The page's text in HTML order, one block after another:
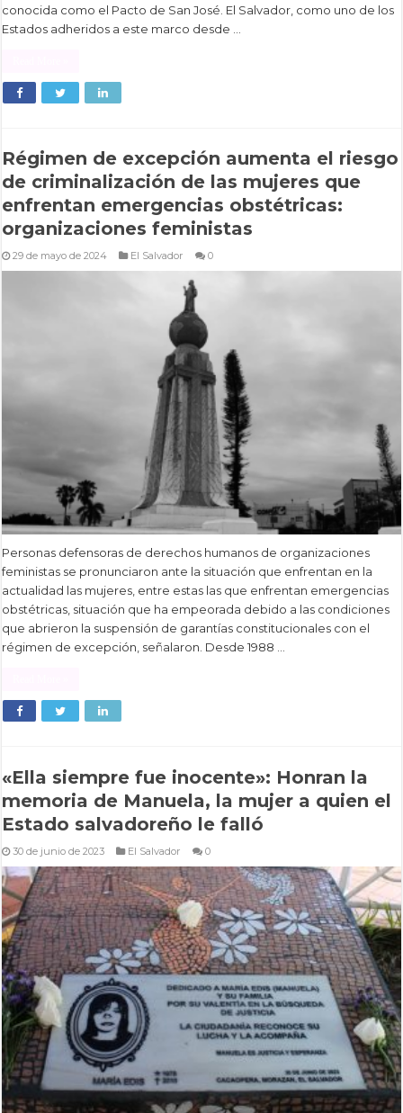
conocida como el Pacto de San José. El Salvador, como uno de los
Estados adheridos a este marco desde …
Régimen de excepción aumenta el riesgo
de criminalización de las mujeres que
enfrentan emergencias obstétricas:
organizaciones feministas
29 de mayo de 2024 El Salvador 0
Personas defensoras de derechos humanos de organizaciones
feministas se pronunciaron ante la situación que enfrentan en la
actualidad las mujeres, entre estas las que enfrentan emergencias
obstétricas, situación que ha empeorada debido a las condiciones
que abrieron la suspensión de garantías constitucionales con el
régimen de excepción, señalaron. Desde 1988 …
«Ella siempre fue inocente»: Honran la
memoria de Manuela, la mujer a quien el
Estado salvadoreño le falló
30 de junio de 2023 El Salvador 0